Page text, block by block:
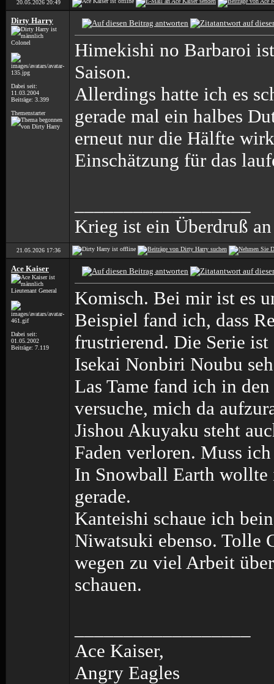
20.05.2026 20:49
Dirty Harry
Colonel
Dabei seit:
11.03.2004
Beiträge: 3.399
Themenstarter
Himekishi no Barbaroi
Saison.
Allerdings hatte ich es
gerade mal ein halbes
erneut nur die Hälfte
Einschätzung für das
Krieg ist ein Überdruß
21.05.2026 17:36
Ace Kaiser
Lieutenant General
Dabei seit:
01.05.2002
Beiträge: 7.119
Komisch. Bei mir ist es
Beispiel fand ich, dass
frustrierend. Die Serie ist
Isekai Nonbiri Noubu
Las Tame fand ich in
versuche, mich da
Jishou Akuyaku steht
Faden verloren. Muss
In Snowball Earth wollte
gerade.
Kanteishi schaue ich
Niwatsuki ebenso. Tolle
wegen zu viel Arbeit
schauen.
Ace Kaiser,
Angry Eagles